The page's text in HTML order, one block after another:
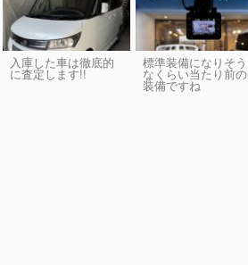
入庫した車は徹底的
に査定します!!
標準装備になりそう
なくらい当たり前の
装備ですね